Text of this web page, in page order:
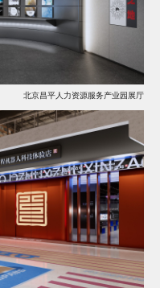
北京昌平人力资源服务产业园展厅